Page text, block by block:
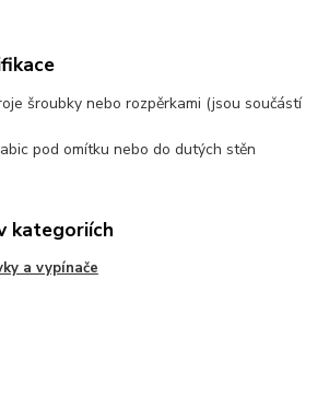
šroubky nebo rozpěrkami (jsou součástí
pod omítku nebo do dutých stěn
kategoriích
a vypínače